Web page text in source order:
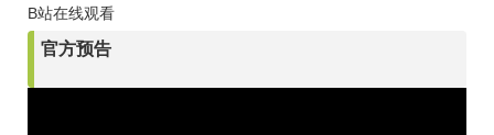
B站在线观看
官方预告